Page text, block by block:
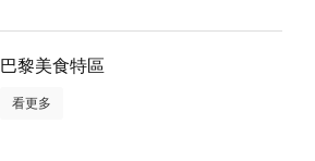
巴黎美食特區
看更多